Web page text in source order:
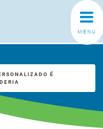
MENU
É